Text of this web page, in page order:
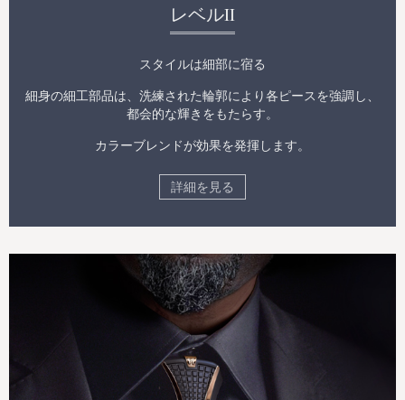
レベルII
スタイルは細部に宿る
細身の細工部品は、洗練された輪郭により各ピースを強調し、
都会的な輝きをもたらす。
カラーブレンドが効果を発揮します。
詳細を見る